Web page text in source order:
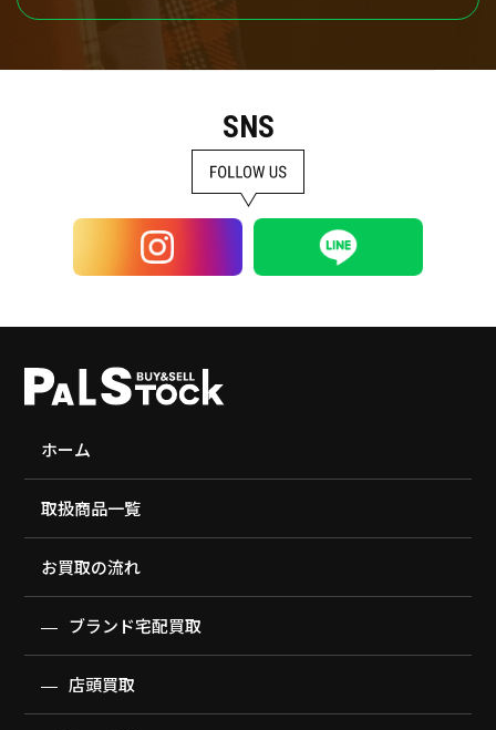
SNS
ホーム
取扱商品一覧
お買取の流れ
ブランド宅配買取
店頭買取